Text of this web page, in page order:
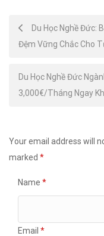
Post
navigation
Du Học Nghề Đức:
Đệm Vững Chắc Cho
Du Học Nghề Đức
3,000€/Tháng Ngay
Your email address will
marked *
Name *
Email *